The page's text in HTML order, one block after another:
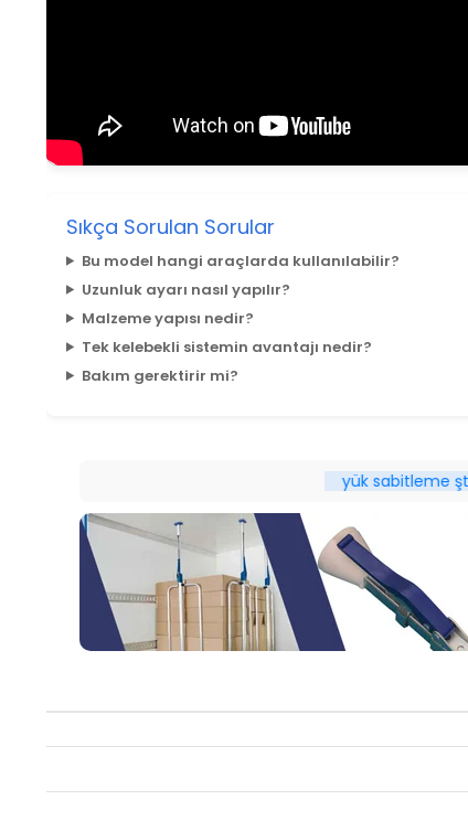
Sıkça Sorulan Sorular
Bu model hangi araçlarda kullanılabilir?
Uzunluk ayarı nasıl yapılır?
Malzeme yapısı nedir?
Tek kelebekli sistemin avantajı nedir?
Bakım gerektirir mi?
yük sabitleme ştangası